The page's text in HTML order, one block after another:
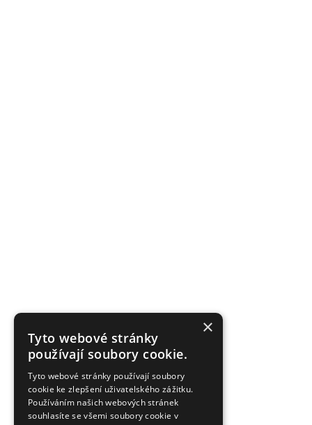
×
Tyto webové stránky
používají soubory cookie.
Tyto webové stránky používají soubory
cookie ke zlepšení uživatelského zážitku.
Používáním našich webových stránek
souhlasíte se všemi soubory cookie v